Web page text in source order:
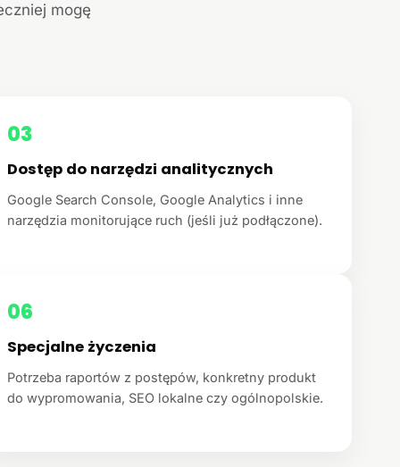
mogę
03
Dostęp do narzędzi analitycznych
Google Search Console, Google Analytics i inne
narzędzia monitorujące ruch (jeśli już podłączone).
06
Specjalne życzenia
Potrzeba raportów z postępów, konkretny produkt
do wypromowania, SEO lokalne czy ogólnopolskie.